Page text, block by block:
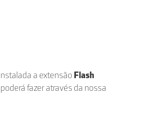
a extensão Flash
fazer através da nossa